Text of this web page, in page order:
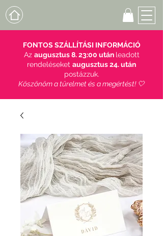
FONTOS SZÁLLÍTÁSI INFORMÁCIÓ
Az augusztus 8. 23:00 után leadott
rendeléseket augusztus 24. után
postázzuk.
Köszönöm a türelmet és a megértést! 🤍